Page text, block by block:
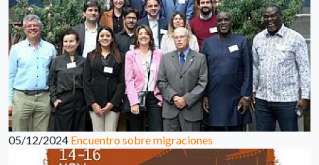
05/12/2024 Encuentro sobre migraciones